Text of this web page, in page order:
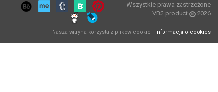
Wszystkie prawa zastrzeżone
VBS product
2026
Nasza witryna korzysta z plików cookie | Informacja o cookies